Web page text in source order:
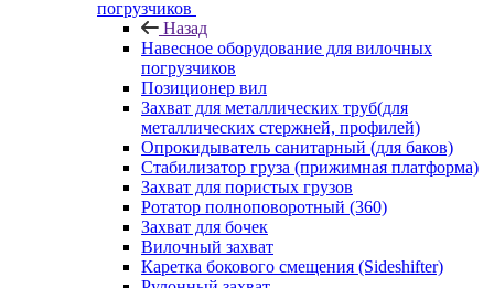
погрузчиков
Назад
Навесное оборудование для вилочных
погрузчиков
Позиционер вил
Захват для металлических труб(для
металлических стержней, профилей)
Опрокидыватель санитарный (для баков)
Стабилизатор груза (прижимная платформа)
Захват для пористых грузов
Ротатор полноповоротный (360)
Захват для бочек
Вилочный захват
Каретка бокового смещения (Sideshifter)